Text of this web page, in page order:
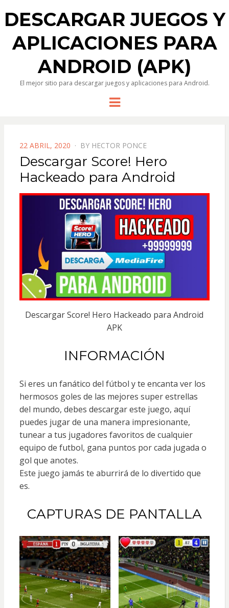
DESCARGAR JUEGOS Y
APLICACIONES PARA
ANDROID (APK)
El mejor sitio para descargar juegos y aplicaciones para Android.
Menu
POSTED
ON
22 ABRIL, 2020 BY HECTOR PONCE
Descargar Score! Hero
Hackeado para Android
Descargar Score! Hero Hackeado para Android
APK
INFORMACIÓN
Si eres un fanático del fútbol y te encanta ver los
hermosos goles de las mejores super estrellas
del mundo, debes descargar este juego, aquí
puedes jugar de una manera impresionante,
tunear a tus jugadores favoritos de cualquier
equipo de futbol, gana puntos por cada jugada o
gol que anotes.
Este juego jamás te aburrirá de lo divertido que
es.
CAPTURAS DE PANTALLA